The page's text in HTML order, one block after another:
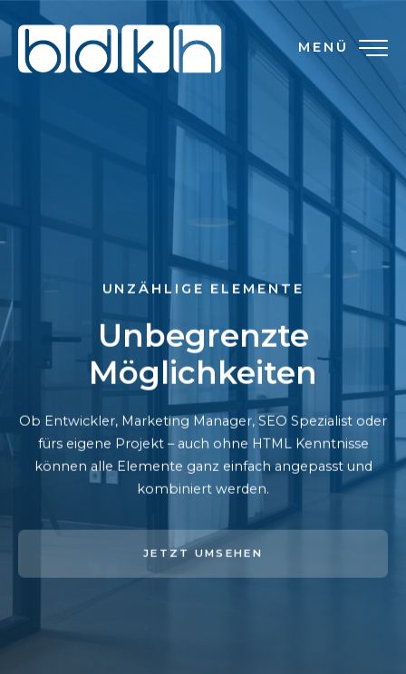
MENÜ
UNZÄHLIGE ELEMENTE
Unbegrenzte
Möglichkeiten
Ob Entwickler, Marketing Manager, SEO Spezialist oder
fürs eigene Projekt – auch ohne HTML Kenntnisse
können alle Elemente ganz einfach angepasst und
kombiniert werden.
JETZT UMSEHEN